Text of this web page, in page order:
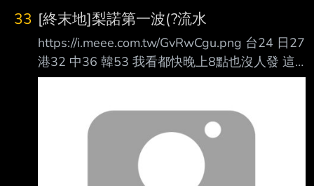
Air 11. 天球(そら)のMúsica 12. Mas?uerade
Rhapsody Re?uest 13. 顔 14. Sophie 15. ‘S/’
The Way 16. KiLL
33 [終末地]梨諾第一波(?流水
https://i.meee.com.tw/GvRwCgu.png 台24 日27
港32 中36 韓53 我看都快晚上8點也沒人發 這
次應該沒有太早吧 --